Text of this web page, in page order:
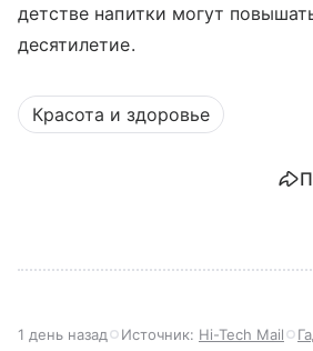
детстве напитки могут
десятилетие.
Красота и здоровье
1 день назад Источник: Hi-Tech Mail